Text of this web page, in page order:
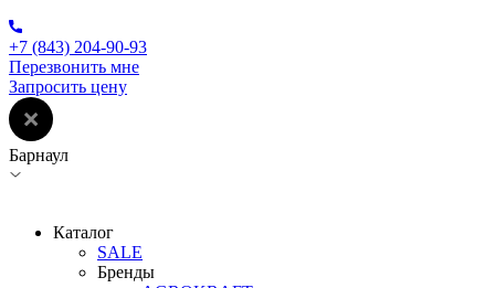
+7 (843) 204-90-93
Перезвонить мне
Запросить цену
Барнаул
Каталог
SALE
Бренды